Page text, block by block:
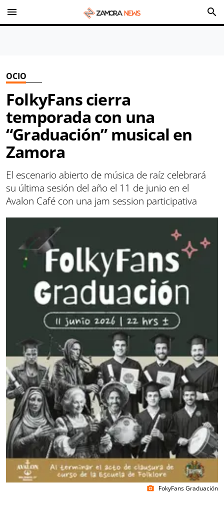
menu search
OCIO
FolkyFans cierra
temporada con una
“Graduación” musical en
Zamora
El escenario abierto de música de raíz celebrará
su última sesión del año el 11 de junio en el
Avalon Café con una jam session participativa
photo_camera FokyFans Graduación